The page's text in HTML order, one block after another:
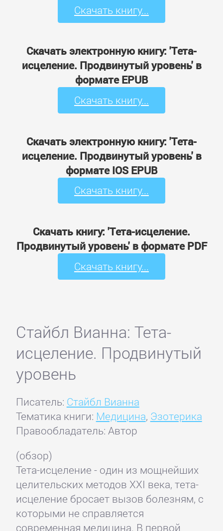
Скачать книгу...
Скачать электронную книгу: 'Тета-
исцеление. Продвинутый уровень' в
формате EPUB
Скачать книгу...
Скачать электронную книгу: 'Тета-
исцеление. Продвинутый уровень' в
формате IOS EPUB
Скачать книгу...
Скачать книгу: 'Тета-исцеление.
Продвинутый уровень' в формате PDF
Скачать книгу...
Стайбл Вианна: Тета-
исцеление. Продвинутый
уровень
Писатель: Стайбл Вианна
Тематика книги: Медицина, Эзотерика
Правообладатель: Автор
(обзор)
Тета-исцеление - один из мощнейших
целительских методов XXI века, тета-
исцеление бросает вызов болезням, с
которыми не справляется
современная медицина. В первой